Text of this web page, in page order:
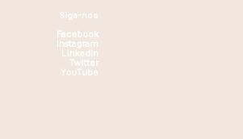
Siga-nos
Facebook
Instagram
LinkedIn
Twitter
YouTube